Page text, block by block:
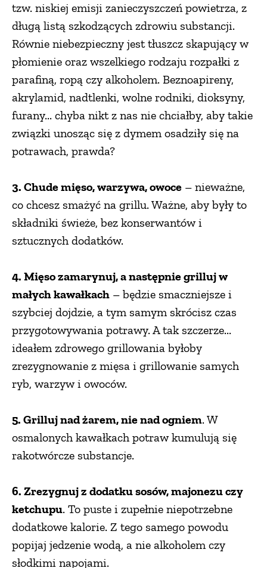
tzw. niskiej emisji zanieczyszczeń powietrza, z
długą listą szkodzących zdrowiu substancji.
Równie niebezpieczny jest tłuszcz skapujący w
płomienie oraz wszelkiego rodzaju rozpałki z
parafiną, ropą czy alkoholem. Beznoapireny,
akrylamid, nadtlenki, wolne rodniki, dioksyny,
furany... chyba nikt z nas nie chciałby, aby takie
związki unosząc się z dymem osadziły się na
potrawach, prawda?
3. Chude mięso, warzywa, owoce – nieważne,
co chcesz smażyć na grillu. Ważne, aby były to
składniki świeże, bez konserwantów i
sztucznych dodatków.
4. Mięso zamarynuj, a następnie grilluj w
małych kawałkach – będzie smaczniejsze i
szybciej dojdzie, a tym samym skrócisz czas
przygotowywania potrawy. A tak szczerze...
ideałem zdrowego grillowania byłoby
zrezygnowanie z mięsa i grillowanie samych
ryb, warzyw i owoców.
5. Grilluj nad żarem, nie nad ogniem. W
osmalonych kawałkach potraw kumulują się
rakotwórcze substancje.
6. Zrezygnuj z dodatku sosów, majonezu czy
ketchupu. To puste i zupełnie niepotrzebne
dodatkowe kalorie. Z tego samego powodu
popijaj jedzenie wodą, a nie alkoholem czy
słodkimi napojami.